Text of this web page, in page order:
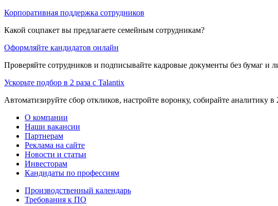
Корпоративная поддержка сотрудников
Какой соцпакет вы предлагаете семейным сотрудникам?
Оформляйте кандидатов онлайн
Проверяйте сотрудников и подписывайте кадровые документы без бумаг и
Ускорьте подбор в 2 раза с Talantix
Автоматизируйте сбор откликов, настройте воронку, собирайте аналитику в
О компании
Наши вакансии
Партнерам
Реклама на сайте
Новости и статьи
Инвесторам
Кандидаты по профессиям
Производственный календарь
Требования к ПО